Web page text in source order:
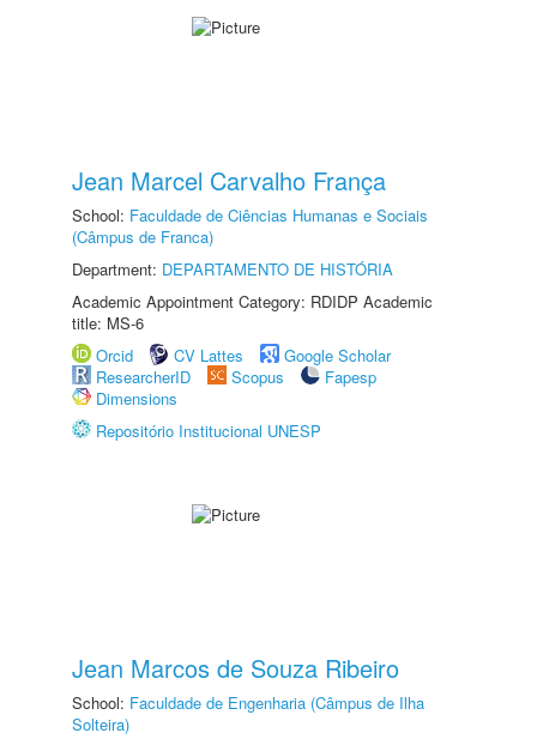
Jean Marcel Carvalho França
School: Faculdade de Ciências Humanas e Sociais
(Câmpus de Franca)
Department: DEPARTAMENTO DE HISTÓRIA
Academic Appointment Category: RDIDP Academic
title: MS-6
Orcid
CV Lattes
Google Scholar
ResearcherID
Scopus
Fapesp
Dimensions
Repositório Institucional UNESP
Jean Marcos de Souza Ribeiro
School: Faculdade de Engenharia (Câmpus de Ilha
Solteira)